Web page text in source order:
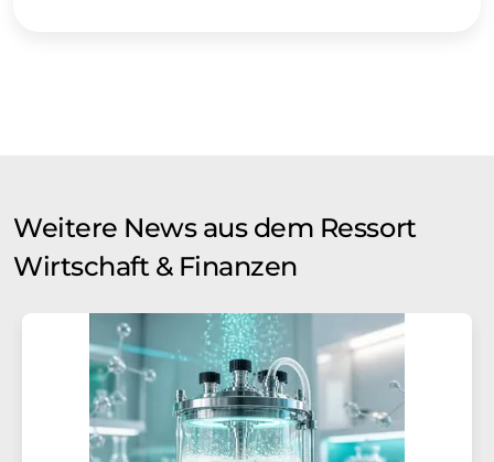
Weitere News aus dem Ressort
Wirtschaft & Finanzen